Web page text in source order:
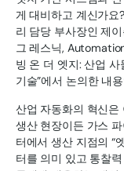
게 대비하고 계신가요
리 담당 부사장인 제
그 레스닉,
빙 온 더 엣지: 산업
기술”에서 논의한 내
산업 자동화의 혁신은
생산 현장이든 가스
터에서 생산 지점의 “
터를 의미 있고 통찰